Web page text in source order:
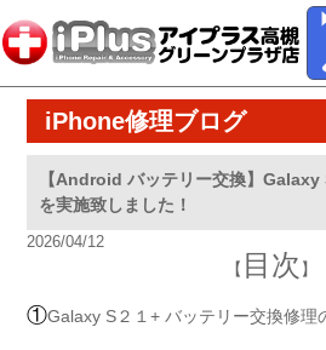
iPhone修理ブログ
【Android バッテリー交換】Galaxy
を実施致しました！
2026/04/12
【 目次 】
①Galaxy S２１+ バッテリー交換修理